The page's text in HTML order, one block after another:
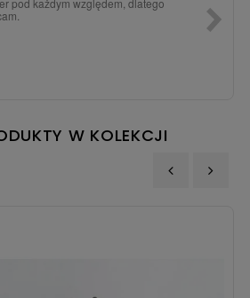
pod każdym względem, dlatego
W KOLEKCJI